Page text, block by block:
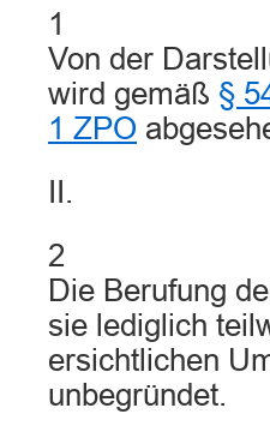
1
Von der
wird gemäß §
1 ZPO
II.
2
Die Berufung
sie lediglich
ersichtlichen
unbegründet.